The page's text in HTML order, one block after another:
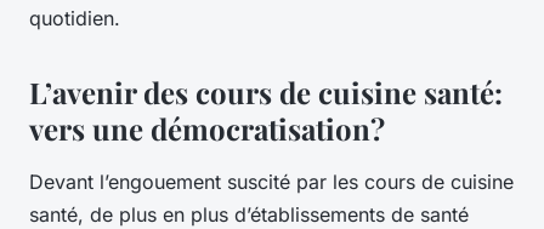
quotidien.
L’avenir des cours de cuisine santé:
vers une démocratisation?
Devant l’engouement suscité par les cours de cuisine
santé, de plus en plus d’établissements de santé